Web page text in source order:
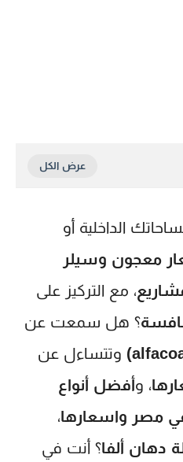
الداخلية أو
معجون وسيلر
، مع التركيز على
؟ هل سمعت عن
وتتساءل عن
، وأفضل أنواع
مصر واسعارها،
دهان ألفا؟ أنت في